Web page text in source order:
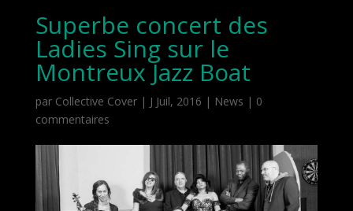
Superbe concert des
Ladies Sing sur le
Montreux Jazz Boat
par Collective Cover| J Juil, 2016 | News | 0
commentaires